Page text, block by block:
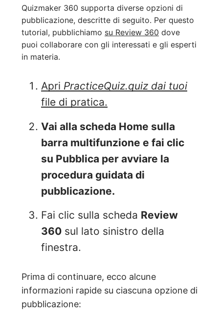
Quizmaker 360 supporta diverse opzioni di
pubblicazione, descritte di seguito. Per questo
tutorial, pubblichiamo su Review 360 dove
puoi collaborare con gli interessati e gli esperti
in materia.
Apri PracticeQuiz.quiz dai tuoi
file di pratica.
Vai alla scheda Home sulla
barra multifunzione e fai clic
su Pubblica per avviare la
procedura guidata di
pubblicazione.
Fai clic sulla scheda Review
360 sul lato sinistro della
finestra.
Prima di continuare, ecco alcune
informazioni rapide su ciascuna opzione di
pubblicazione: